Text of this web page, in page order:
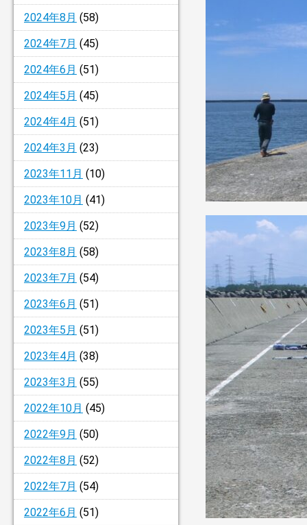
2024年8月 (58)
2024年7月 (45)
2024年6月 (51)
2024年5月 (45)
2024年4月 (51)
2024年3月 (23)
2023年11月 (10)
2023年10月 (41)
2023年9月 (52)
2023年8月 (58)
2023年7月 (54)
2023年6月 (51)
2023年5月 (51)
2023年4月 (38)
2023年3月 (55)
2022年10月 (45)
2022年9月 (50)
2022年8月 (52)
2022年7月 (54)
2022年6月 (51)